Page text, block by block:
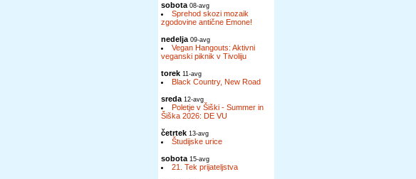
sobota 08-avg
Sprehod skozi mozaik
zgodovine antične Emone!
nedelja 09-avg
Vegan Hangouts: Aktivni
veganski piknik v Tivoliju
torek 11-avg
Black Country, New Road
sreda 12-avg
Poletje v Šiški - Summer in
Šiška 2026: DE VU
četrtek 13-avg
Študijske urice
sobota 15-avg
21. Tek prijateljstva